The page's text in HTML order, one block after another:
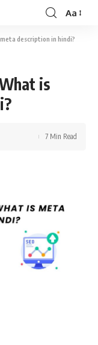
Aa
description in hindi?
is
7 Min Read